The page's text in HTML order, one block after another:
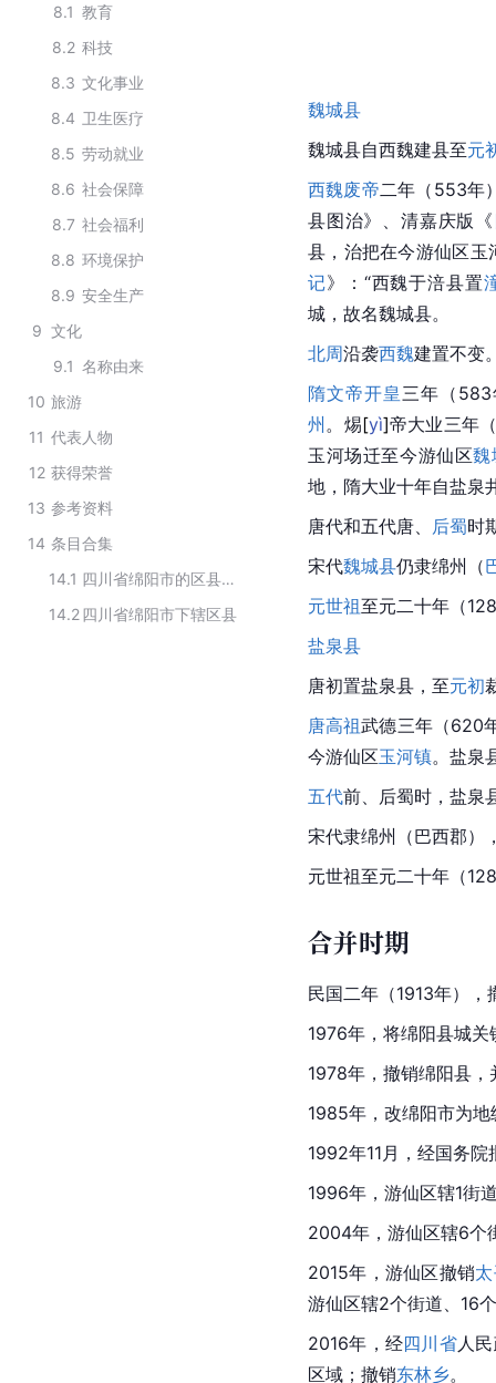
8.1 教育
8.2 科技
8.3 文化事业
8.4 卫生医疗
8.5 劳动就业
8.6 社会保障
8.7 社会福利
8.8 环境保护
8.9 安全生产
9 文化
9.1 名称由来
10 旅游
11 代表人物
12 获得荣誉
13 参考资料
14 条目合集
14.1
四川省绵阳市的区县级行政区划
14.2四川省绵阳市下辖区县
魏城县
魏城县自西魏建县至元
西魏废帝二年（553年
县图治》、清嘉庆版《
县，治把在今游仙区玉
记》：“西魏于涪县置
城，故名魏城县。
北周沿袭西魏建置不变
隋文帝开皇 三年（
州 。 焬[yì]帝大业三年
玉河场迁至今游仙区魏
地，隋大业十年自盐泉
唐代和五代唐、 后蜀时
宋代魏城县仍隶绵州（
元世祖至元二十年（
盐泉县
唐初置盐泉县 ，至元初
唐高祖武德三年（620
今游仙区玉河镇。盐泉
五代前、后蜀时，盐泉
宋代隶绵州（巴西郡）
元世祖至元二十年（
合并时期
民国二年（1913年）
1976年，将绵阳县城关
1978年，撤销绵阳县，
1985年，改绵阳市为地
1992年11月，经国务
1996年，游仙区辖1街
2004年，游仙区辖6个
2015年，游仙区撤销
游仙区辖2个街道、16
2016年，经四川省人
区域；撤销东林乡。